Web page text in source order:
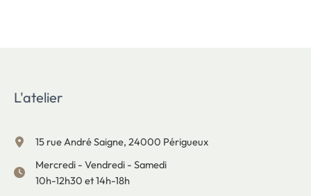
L'atelier
15 rue André Saigne, 24000 Périgueux
Mercredi - Vendredi - Samedi
10h-12h30 et 14h-18h